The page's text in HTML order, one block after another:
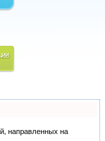
направленных на